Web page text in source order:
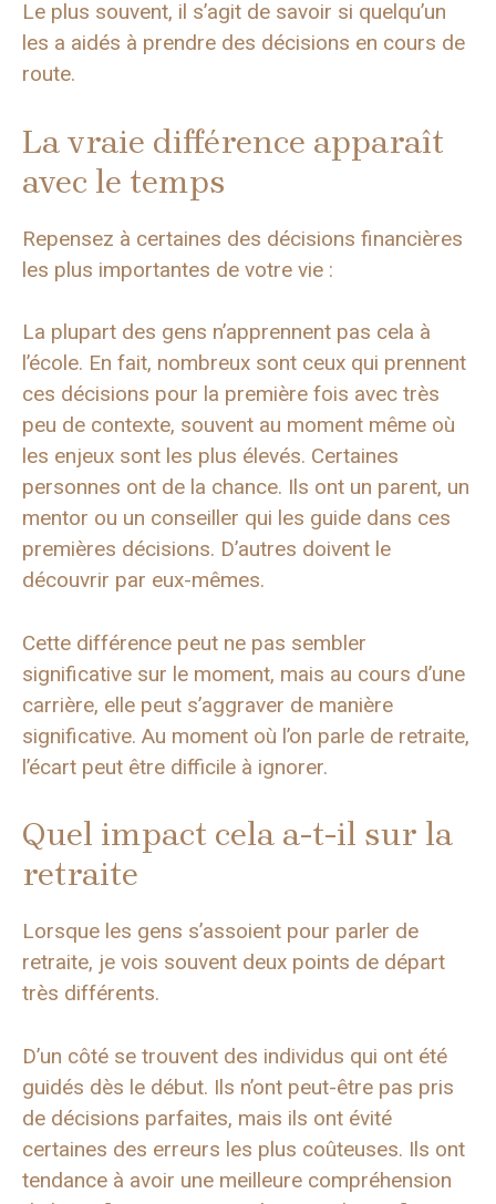
Le plus souvent, il s’agit de savoir si quelqu’un
les a aidés à prendre des décisions en cours de
route.
La vraie différence apparaît
avec le temps
Repensez à certaines des décisions financières
les plus importantes de votre vie :
La plupart des gens n’apprennent pas cela à
l’école. En fait, nombreux sont ceux qui prennent
ces décisions pour la première fois avec très
peu de contexte, souvent au moment même où
les enjeux sont les plus élevés. Certaines
personnes ont de la chance. Ils ont un parent, un
mentor ou un conseiller qui les guide dans ces
premières décisions. D’autres doivent le
découvrir par eux-mêmes.
Cette différence peut ne pas sembler
significative sur le moment, mais au cours d’une
carrière, elle peut s’aggraver de manière
significative. Au moment où l’on parle de retraite,
l’écart peut être difficile à ignorer.
Quel impact cela a-t-il sur la
retraite
Lorsque les gens s’assoient pour parler de
retraite, je vois souvent deux points de départ
très différents.
D’un côté se trouvent des individus qui ont été
guidés dès le début. Ils n’ont peut-être pas pris
de décisions parfaites, mais ils ont évité
certaines des erreurs les plus coûteuses. Ils ont
tendance à avoir une meilleure compréhension